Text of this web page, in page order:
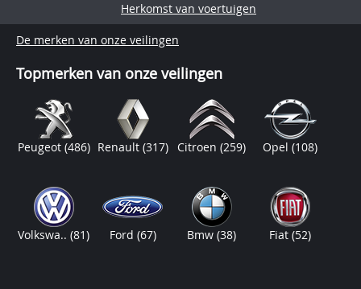
Herkomst van voertuigen
De merken van onze veilingen
Topmerken van onze veilingen
Peugeot (486) Renault (317) Citroen(259) Opel(108)
Volkswa..(81) Ford (67) Bmw(38) Fiat(52)